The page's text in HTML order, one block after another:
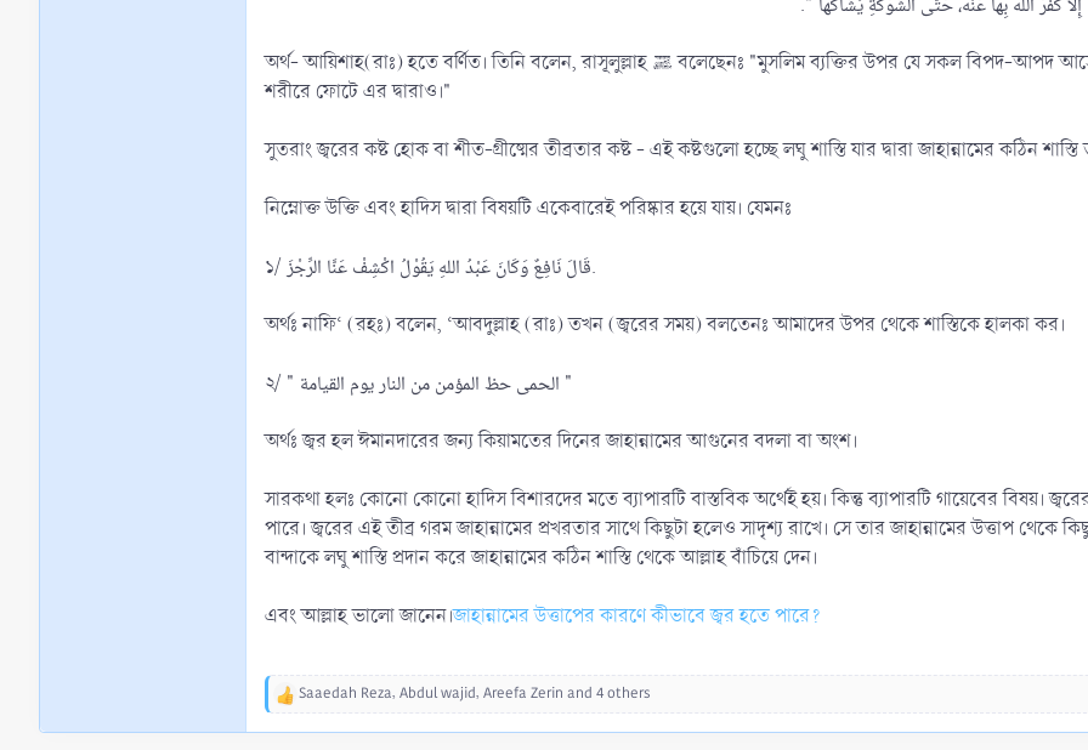
অর্থ- আয়িশাহ(রাঃ) হতে বর্ণিত। তিনি বলেন, রাসূলুল্লাহ ﷺ বলেছেনঃ "মুসলিম ব্যক্তির উপর যে সকল বিপদ-আপদ আসে এর দ্বারা আল্লাহ তার পাপ দূর করে দেন। এমনকি যে কাঁটা তার
শরীরে ফোটে এর দ্বারাও।"
সুতরাং জ্বরের কষ্ট হোক বা শীত-গ্রীষ্মের তীব্রতার কষ্ট - এই কষ্টগুলো হচ্ছে লঘু শাস্তি যার দ্বারা জাহান্নামের কঠিন
নিম্নোক্ত উক্তি এবং হাদিস দ্বারা বিষয়টি একেবারেই পরিষ্কার হয়ে যায়। যেমনঃ
১/ قَالَ نَافِعٌ وَكَانَ عَبْدُ اللهِ يَقُوْلُ اكْشِفْ عَنَّا الرِّجْزَ.
অর্থঃ নাফি‘ (রহঃ) বলেন, ‘আবদুল্লাহ (রাঃ) তখন (জ্বরের সময়) বলতেনঃ আমাদের উপর থেকে শাস্তিকে হালকা কর।
২/ " الحمى حظ المؤمن من النار يوم القيامة "
অর্থঃ জ্বর হল ঈমানদারের জন্য কিয়ামতের দিনের জাহান্নামের আগুনের বদলা বা অংশ।
সারকথা হলঃ কোনো কোনো হাদিস বিশারদের মতে ব্যাপারটি বাস্তবিক অর্থেই হয়। কিন্তু ব্যাপারটি গায়েবের বিষয়।
পারে। জ্বরের এই তীব্র গরম জাহান্নামের প্রখরতার সাথে কিছুটা হলেও সাদৃশ্য রাখে। সে তার জাহান্নামের উত্তাপ থেকে
বান্দাকে লঘু শাস্তি প্রদান করে জাহান্নামের কঠিন শাস্তি থেকে আল্লাহ বাঁচিয়ে দেন।
এবং আল্লাহ ভালো জানেন।জাহান্নামের উত্তাপের কারণে কীভাবে জ্বর হতে পারে?
R
Saaedah Reza, Abdul wajid, Areefa Zerin and 4 others